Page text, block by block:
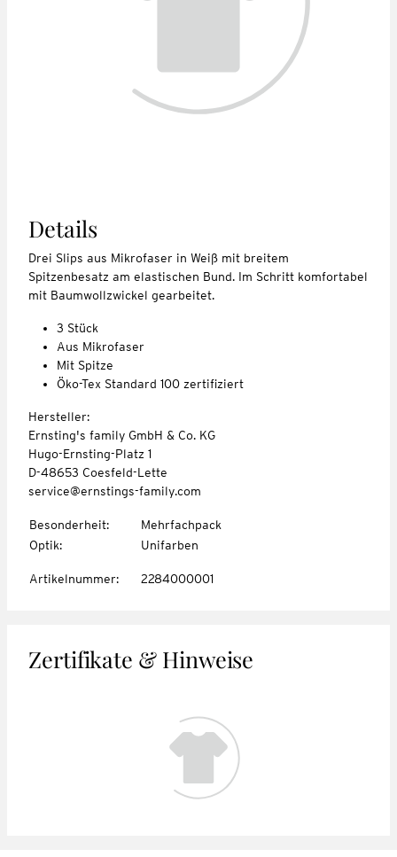
Details
Drei Slips aus Mikrofaser in Weiß mit breitem
Spitzenbesatz am elastischen Bund. Im Schritt komfortabel
mit Baumwollzwickel gearbeitet.
3 Stück
Aus Mikrofaser
Mit Spitze
Öko-Tex Standard 100 zertifiziert
Hersteller:
Ernsting's family GmbH & Co. KG
Hugo-Ernsting-Platz 1
D-48653 Coesfeld-Lette
service@ernstings-family.com
Besonderheit:
Mehrfachpack
Optik: Unifarben
Artikelnummer: 2284000001
Zertifikate & Hinweise